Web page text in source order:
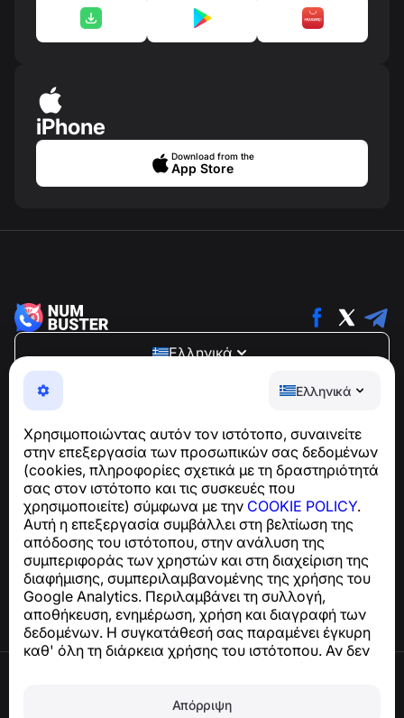
Ελληνικά
Χρησιμοποιώντας αυτόν τον ιστότοπο, συναινείτε
στην επεξεργασία των προσωπικών σας δεδομένων
(cookies, πληροφορίες σχετικά με τη δραστηριότητά
σας στον ιστότοπο και τις συσκευές που
χρησιμοποιείτε) σύμφωνα με την COOKIE POLICY.
Αυτή η επεξεργασία συμβάλλει στη βελτίωση της
απόδοσης του ιστότοπου, στην ανάλυση της
συμπεριφοράς των χρηστών και στη διαχείριση της
διαφήμισης, συμπεριλαμβανομένης της χρήσης του
Google Analytics. Περιλαμβάνει τη συλλογή,
αποθήκευση, ενημέρωση, χρήση και διαγραφή των
δεδομένων. Η συγκατάθεσή σας παραμένει έγκυρη
καθ' όλη τη διάρκεια χρήσης του ιστότοπου. Αν δεν
συμφωνείτε, σταματήστε να χρησιμοποιείτε τον
ρυθμίσεις του προγράμματος περιήγησής σας.
Απόρριψη
iPhone
Download from the
App Store
Ελληνικά
NumBuster © 2013—2026 ·
support@numbuster.com
Μια εύχρηστη εφαρμογή που σας προστατεύει από
Για ερωτήσεις σχετικά με τη συμμόρφωση με το GDPR:
support@numbuster.com
Κέντρο βοήθειας
Ειδήσεις και Άρθρα
Σχετικά με το έργο
Επαφές